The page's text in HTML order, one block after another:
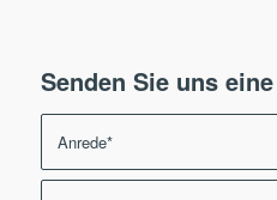
Senden Sie uns